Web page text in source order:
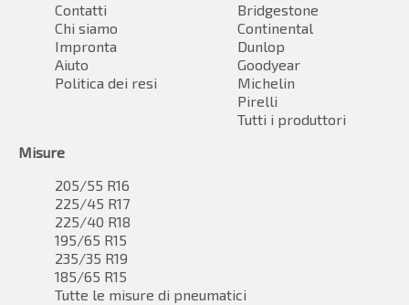
Contatti
Chi siamo
Impronta
Aiuto
Politica dei resi
Bridgestone
Continental
Dunlop
Goodyear
Michelin
Pirelli
Tutti i produttori
Misure
205/55 R16
225/45 R17
225/40 R18
195/65 R15
235/35 R19
185/65 R15
Tutte le misure di pneumatici